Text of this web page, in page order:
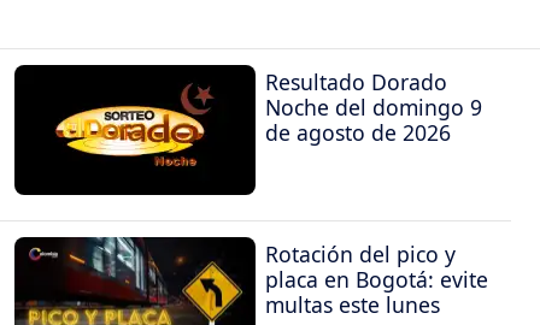
Resultado Dorado
Noche del domingo 9
de agosto de 2026
Rotación del pico y
placa en Bogotá: evite
multas este lunes